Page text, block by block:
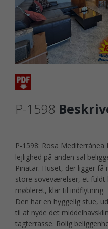
P-1598
P-1598: Rosa
lejlighed på anden sal
Pinatar. Huset, der ligger
store soveværelser, et
møbleret, klar til indflytning.
Den har en hyggelig stue,
til at nyde det
tagterrasse. Rolig